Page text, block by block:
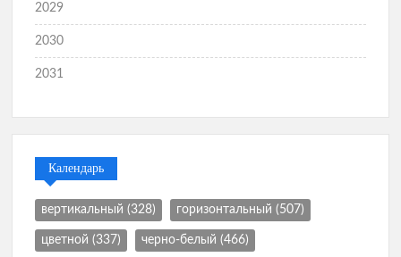
2029
2030
2031
Календарь
вертикальный (328) горизонтальный (507)
цветной (337) черно-белый (466)